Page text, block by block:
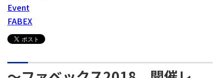
Event
FABEX